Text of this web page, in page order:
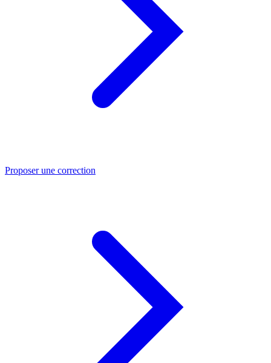
Proposer une correction